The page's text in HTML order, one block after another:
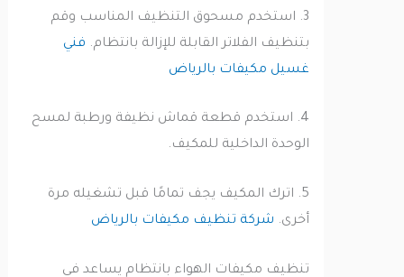
3. استخدم مسحوق التنظيف المناسب وقم
بتنظيف الفلاتر القابلة للإزالة بانتظام.فني
غسيل مكيفات بالرياض
4. استخدم قطعة قماش نظيفة ورطبة لمسح
الوحدة الداخلية للمكيف.
5. اترك المكيف يجف تمامًا قبل تشغيله مرة
أخرى.شركة تنظيف مكيفات بالرياض
تنظيف مكيفات الهواء بانتظام يساعد في